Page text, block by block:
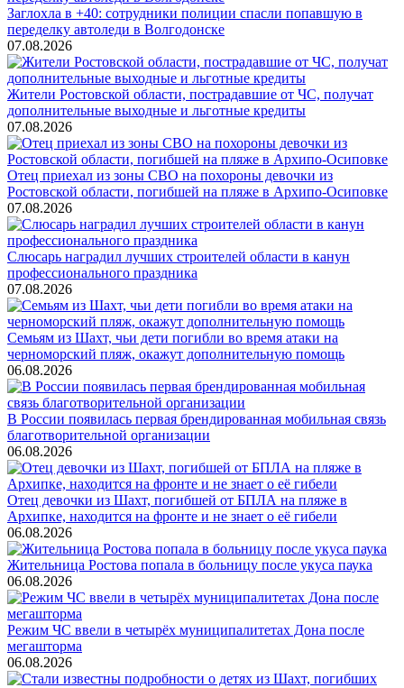
Заглохла в +40: сотрудники полиции спасли попавшую в
переделку автоледи в Волгодонске
07.08.2026
Жители Ростовской области, пострадавшие от ЧС, получат
дополнительные выходные и льготные кредиты
07.08.2026
Отец приехал из зоны СВО на похороны девочки из
Ростовской области, погибшей на пляже в Архипо-Осиповке
07.08.2026
Слюсарь наградил лучших строителей области в канун
профессионального праздника
07.08.2026
Семьям из Шахт, чьи дети погибли во время атаки на
черноморский пляж, окажут дополнительную помощь
06.08.2026
В России появилась первая брендированная мобильная связь
благотворительной организации
06.08.2026
Отец девочки из Шахт, погибшей от БПЛА на пляже в
Архипке, находится на фронте и не знает о её гибели
06.08.2026
Жительница Ростова попала в больницу после укуса паука
06.08.2026
Режим ЧС ввели в четырёх муниципалитетах Дона после
мегашторма
06.08.2026